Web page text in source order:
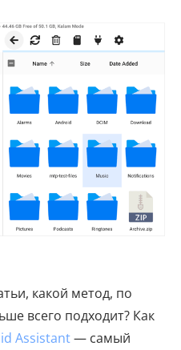
какой метод, по
всего подходит? Как
Assistant— самый